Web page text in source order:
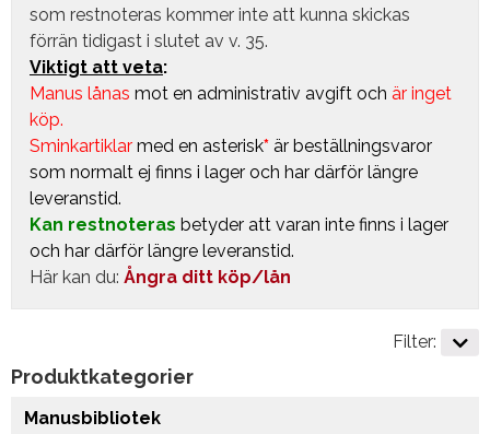
som restnoteras kommer inte att kunna skickas
förrän tidigast i slutet av v. 35.
Viktigt att veta:
Manus lånas mot en administrativ avgift och är inget
köp.
Sminkartiklar med en asterisk* är beställningsvaror
som normalt ej finns i lager och har därför längre
leveranstid.
Kan restnoteras betyder att varan inte finns i lager
och har därför längre leveranstid.
Här kan du: Ångra ditt köp/lån
Produktkategorier
Manusbibliotek
Filter: